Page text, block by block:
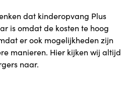
stappen
dat kinderopvang Plus
is omdat de kosten te hoog
er ook mogelijkheden zijn
manieren. Hier kijken wij altijd
naar.